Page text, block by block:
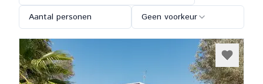
Aantal personen
Geen voorkeur